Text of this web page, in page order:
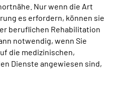
Nur wenn die Art
es erfordern, können sie
beruflichen Rehabilitation
notwendig, wenn Sie
die medizinischen,
Dienste angewiesen sind,